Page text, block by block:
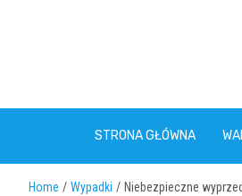
STRONA GŁÓWNA
Home Wypadki Niebezpieczne